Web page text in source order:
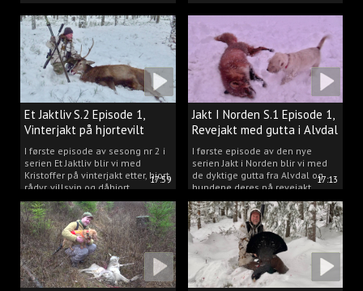
17:59
Et Jaktliv S.2 Episode 1,
Vinterjakt på hjortevilt
I første episode av sesong nr 2 i
serien Et Jaktliv blir vi med
Kristoffer på vinterjakt etter, hjort,
rådyr, villsvin og dåhjort.
17:13
Jakt I Norden S.1 Episode 1,
Revejakt med gutta i Alvdal
I første episode av den nye
serien Jakt i Norden blir vi med
de dyktige gutta fra Alvdal og
hundene deres på revejakt.